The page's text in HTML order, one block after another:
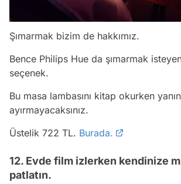
Şımarmak bizim de hakkımız.
Bence Philips Hue da şımarmak
seçenek.
Bu masa lambasını kitap okurken
ayırmayacaksınız.
Üstelik 722 TL. Burada.
12. Evde film izlerken kendinize
patlatın.